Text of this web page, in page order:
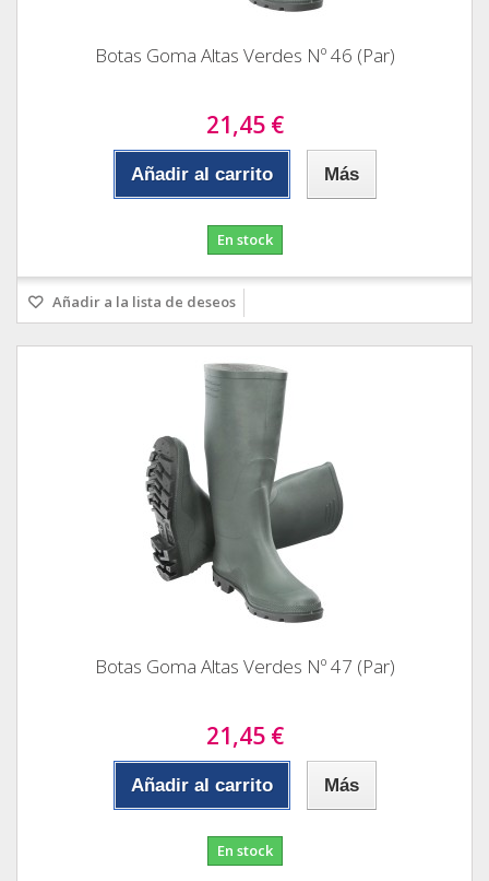
Botas Goma Altas Verdes Nº 46 (Par)
21,45 €
Añadir al carrito Más
En stock
Añadir a la lista de deseos
Botas Goma Altas Verdes Nº 47 (Par)
21,45 €
Añadir al carrito Más
En stock